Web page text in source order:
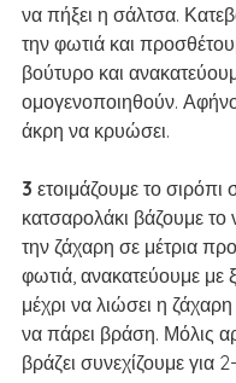
να πήξει η σάλτσα.
την φωτιά και
βούτυρο και
ομογενοποιηθούν.
άκρη να κρυώσει.
3 ετοιμάζουμε το σιρόπι
κατσαρολάκι βάζουμε το
την ζάχαρη σε μέτρια
φωτιά, ανακατεύουμε με
μέχρι να λιώσει η
να πάρει βράση. Μόλις
βράζει συνεχίζουμε για